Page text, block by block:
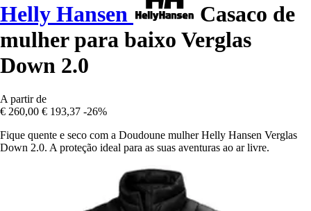
Helly Hansen
Casaco de
mulher para baixo Verglas
Down 2.0
A partir de
€ 260,00 € 193,37 -26%
Fique quente e seco com a Doudoune mulher Helly Hansen Verglas
Down 2.0. A proteção ideal para as suas aventuras ao ar livre.